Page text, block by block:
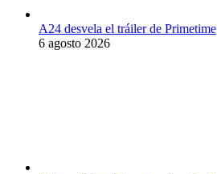
A24 desvela el tráiler de Primetime
6 agosto 2026